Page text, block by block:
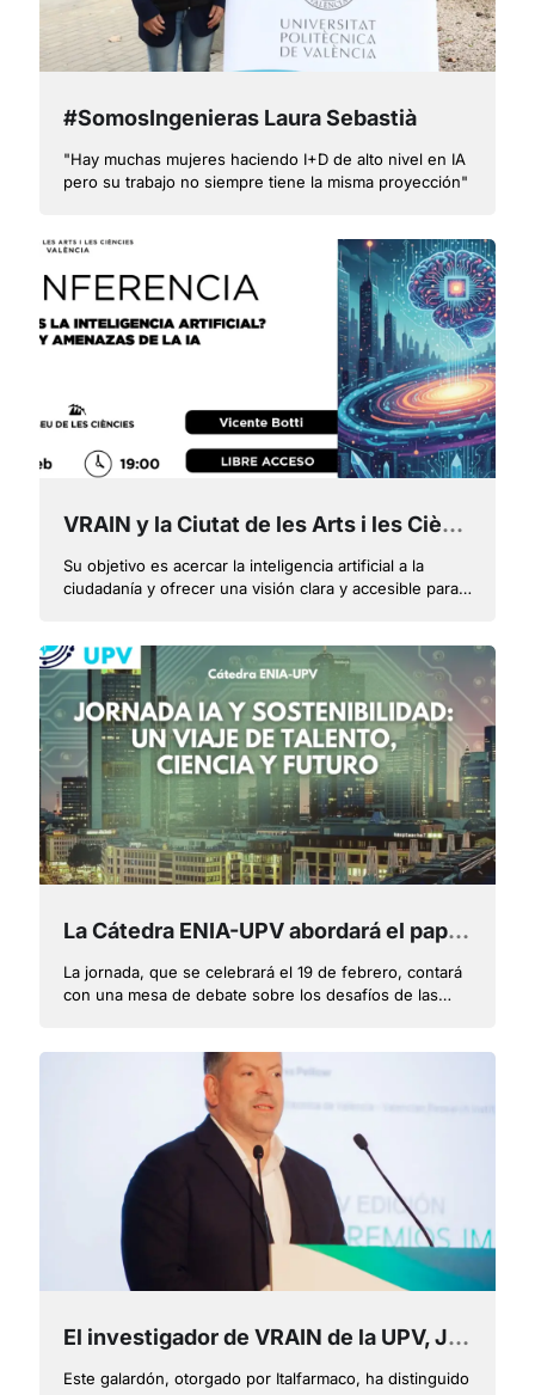
#SomosIngenieras Laura Sebastià
"Hay muchas mujeres haciendo I+D de alto nivel en IA
pero su trabajo no siempre tiene la misma proyección"
VRAIN y la Ciutat de les Arts i les Ciències divulgarán la inteligencia artificial con un ciclo de conferencias
Su objetivo es acercar la inteligencia artificial a la
ciudadanía y ofrecer una visión clara y accesible para
La Cátedra ENIA-UPV abordará el papel estratégico de la inteligencia artificial para el avance de ciudades sostenibles en una jornada
La jornada, que se celebrará el 19 de febrero, contará
con una mesa de debate sobre los desafíos de las
El investigador de VRAIN de la UPV, Jordi Linares, recibe el Premio Imparable a la Innovación en Pacientes
Este galardón, otorgado por Italfarmaco, ha distinguido